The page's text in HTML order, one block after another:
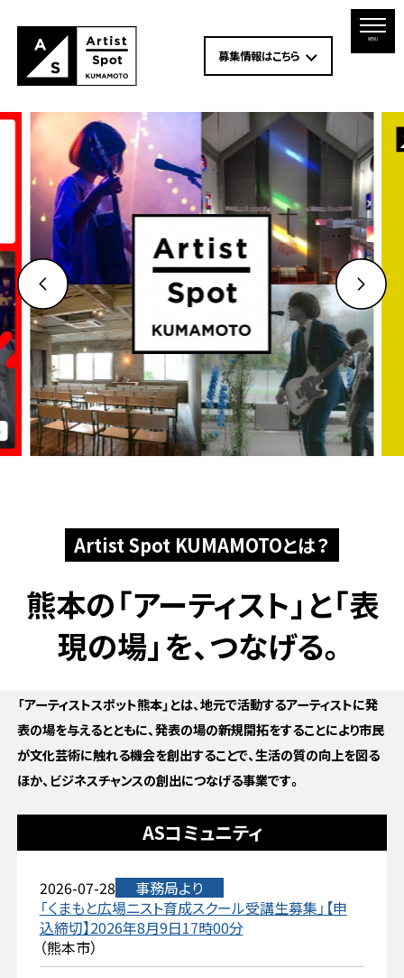
募集情報はこちら
MENU
Artist Spot KUMAMOTOとは？
熊本の「アーティスト」と「表
現の場」を、つなげる。
「アーティストスポット熊本」とは、地元で活動するアーティストに発
表の場を与えるとともに、発表の場の新規開拓をすることにより市民
が文化芸術に触れる機会を創出することで、生活の質の向上を図る
ほか、ビジネスチャンスの創出につなげる事業です。
ASコミュニティ
2026-07-28
事務局より
「くまもと広場ニスト育成スクール受講生募集」【申
込締切】2026年8月9日17時00分
（熊本市）